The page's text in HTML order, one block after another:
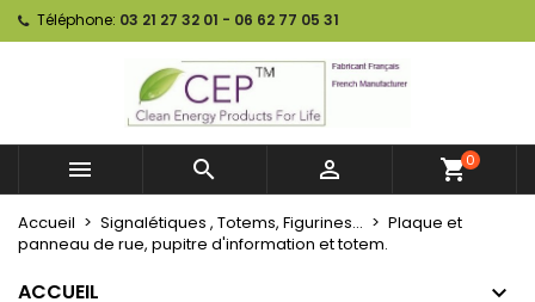
Téléphone: 03 21 27 32 01 - 06 62 77 05 31
   shopping_cart0
Accueil Signalétiques , Totems, Figurines...
Plaque et
panneau de rue, pupitre d'information et totem.
ACCUEIL